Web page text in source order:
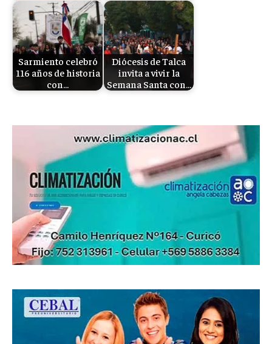
Sarmiento celebró
116 años de historia
con…
Diócesis de Talca
invita a vivir la
Semana Santa con…